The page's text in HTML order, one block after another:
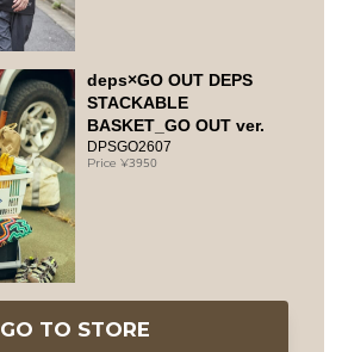
deps×GO OUT DEPS
STACKABLE
BASKET_GO OUT ver.
DPSGO2607
3950
GO TO STORE